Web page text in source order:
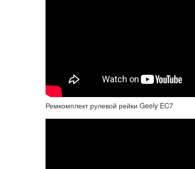
Ремкомплект рулевой рейки Geely EC7